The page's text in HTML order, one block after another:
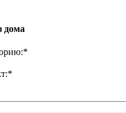
дома
*
*